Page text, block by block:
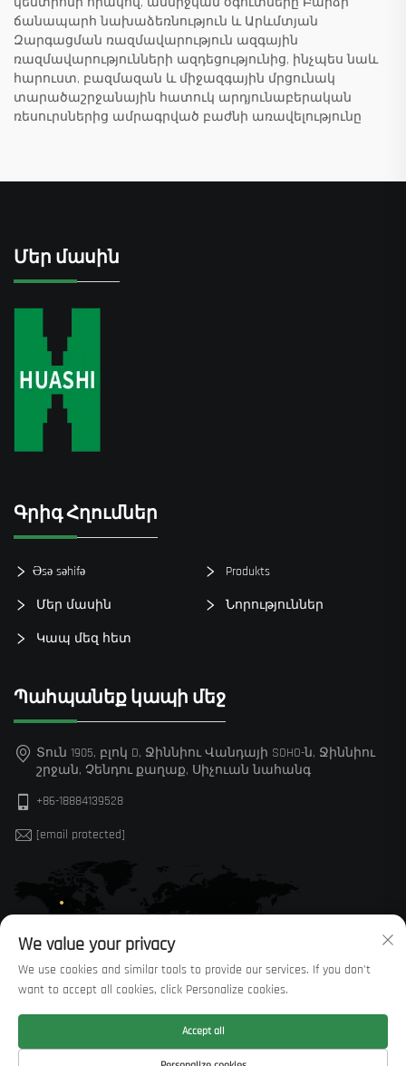
ճանապարհ նախաձեռնություն և Արևմտյան
Զարգացման ռազմավարություն ազգային
ռազմավարությունների ազդեցությունից, ինչպես նաև
հարուստ, բազմազան և միջազգային մրցունակ
տարածաշրջանային հատուկ արդյունաբերական
ռեսուրսներից ամրագրված բաժնի առավելությունը
Մեր մասին
Գրիգ Հղումներ
Əsə səhifə Produkts
Մեր մասին Նորություններ
Կապ մեզ հետ
Պահպանեք կապի մեջ
Տուն 1905, բլոկ D, Ջիննիու Վանդայի SOHO-ն, Ջիննիու
շրջան, Չենդու քաղաք, Սիչուան նահանգ
+86-18884139528
[email protected]
© Բոլոր իրավունքները պաշտպանված են Sichuan Huaxi
We value your privacy
We use cookies and similar tools to provide our services. If you don't
want to accept all cookies, click Personalize cookies.
Accept all